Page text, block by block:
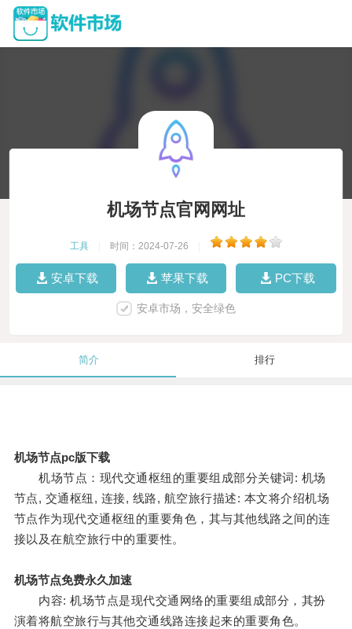
机场节点官网网址
工具 时间：2024-07-26
安卓下载 苹果下载 PC下载
安卓市场，安全绿色
简介 排行
机场节点pc版下载
机场节点：现代交通枢纽的重要组成部分关键词: 机场
节点, 交通枢纽, 连接, 线路, 航空旅行描述: 本文将介绍机场
节点作为现代交通枢纽的重要角色，其与其他线路之间的连
接以及在航空旅行中的重要性。
机场节点免费永久加速
内容: 机场节点是现代交通网络的重要组成部分，其扮
演着将航空旅行与其他交通线路连接起来的重要角色。